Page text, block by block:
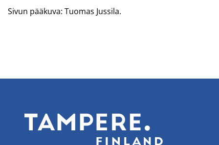
Sivun pää­ku­va: Tuo­mas Jus­si­la.